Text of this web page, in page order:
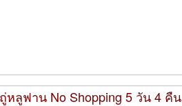
ลูฟาน No Shopping 5 วัน 4 คืน